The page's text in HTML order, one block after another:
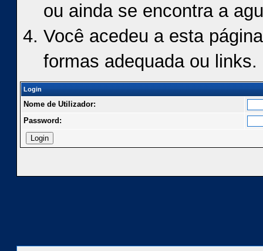
ou ainda se encontra a
Você acedeu a esta
formas adequada ou links.
Login
Nome de Utilizador:
Password: